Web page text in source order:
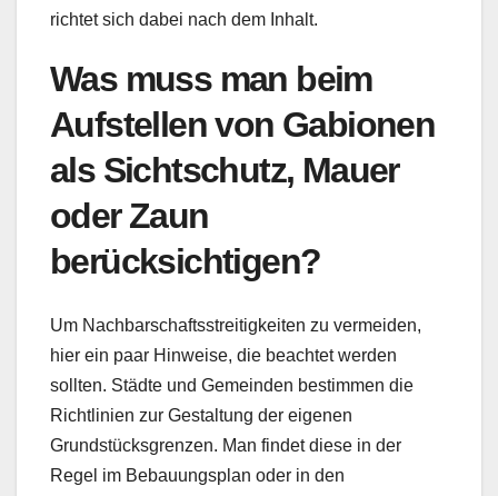
richtet sich dabei nach dem Inhalt.
Was muss man beim
Aufstellen von Gabionen
als Sichtschutz, Mauer
oder Zaun
berücksichtigen?
Um Nachbarschaftsstreitigkeiten zu vermeiden,
hier ein paar Hinweise, die beachtet werden
sollten. Städte und Gemeinden bestimmen die
Richtlinien zur Gestaltung der eigenen
Grundstücksgrenzen. Man findet diese in der
Regel im Bebauungsplan oder in den